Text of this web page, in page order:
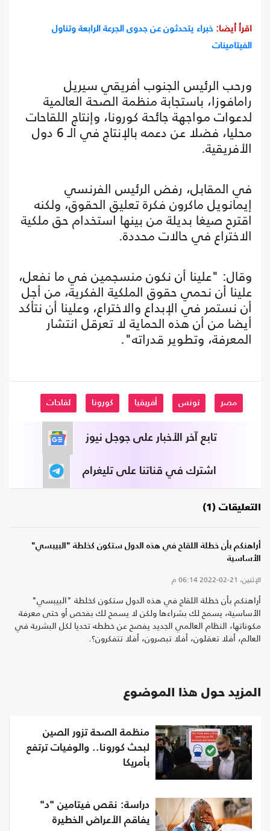
اقرأ أيضا: خبراء يتحدثون عن جدوى الجرعة الرابعة وتناول
الفيتامينات
ورحب الرئيس الجنوب أفريقي سيريل
رامافوزا، باستجابة منظمة الصحة العالمية
لدعوات مواجهة جائحة كورونا، وإنتاج اللقاحات
محليا، فضلا عن دعمه بالإنتاج في الـ 6 دول
الأفريقية.
في المقابل، رفض الرئيس الفرنسي
إيمانويل ماكرون فكرة تعليق الحقوق، ولكنه
اقترح صيغا بديلة من بينها استخدام حق ملكية
الاختراع في حالات محددة.
وقال: "علينا أن نكون منسجمين في ما نفعل،
علينا أن نحمي حقوق الملكية الفكرية، من أجل
أن نستمر في الإبداع والاختراع، وعلينا أن نتأكد
أيضا من أن هذه الحماية لا تعرقل انتشار
المعرفة، وتطوير قدراته".
مصر تونس أفريقيا كورونا لقاحات
تابع آخر الأخبار على جوجل نيوز
اشترك في قناتنا على تليغرام
التعليقات (1)
أراهنكم بأن خطلة اللقاح في هذه الدول ستكون كخلطة "البيبسي"
الأساسية
الإثنين، 21-02-2022 06:14 م
أراهنكم بأن خطلة اللقاح في هذه الدول ستكون كخلطة "البيبسي"
الأساسية، يسمح لك بشراءها ولكن لا يسمح لك بفحص أو حتى معرفة
مكوناتها، النظام العالمي الجديد يفصح عن خططه تحديا لكل البشرية في
العالم، أفلا تعقلون، أفلا تبصرون، أفلا تتفكرون؟.
المزيد حول هذا الموضوع
منظمة الصحة تزور الصين
لبحث كورونا.. والوفيات ترتفع
بأمريكا
دراسة: نقص فيتامين "د"
يفاقم الأعراض الخطيرة